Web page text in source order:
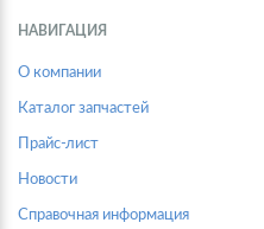
НАВИГАЦИЯ
О компании
Каталог запчастей
Прайс-лист
Новости
Справочная информация